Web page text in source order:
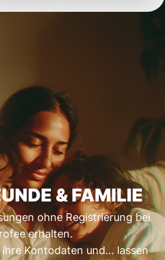
& FAMILIE
ohne Registrierung bei
erhalten.
ihre Kontodaten und… lassen